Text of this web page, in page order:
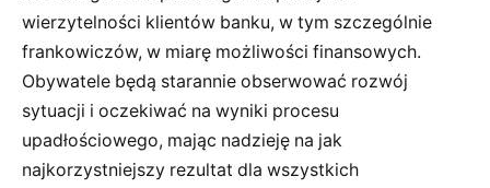
wierzytelności klientów banku, w tym szczególnie
frankowiczów, w miarę możliwości finansowych.
Obywatele będą starannie obserwować rozwój
sytuacji i oczekiwać na wyniki procesu
upadłościowego, mając nadzieję na jak
najkorzystniejszy rezultat dla wszystkich